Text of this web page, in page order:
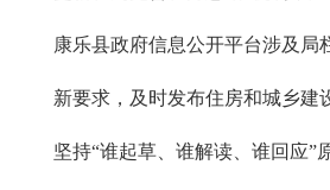
康乐县政府信息公开平台涉及局
新要求，及时发布住房和城乡建
坚持“谁起草、谁解读、谁回应”